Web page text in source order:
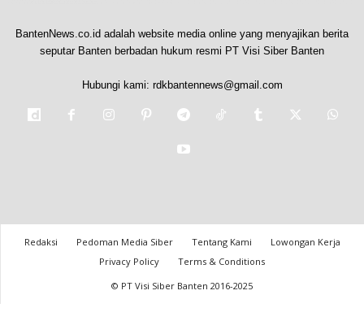
BantenNews.co.id adalah website media online yang menyajikan berita
seputar Banten berbadan hukum resmi PT Visi Siber Banten
Hubungi kami: rdkbantennews@gmail.com
Redaksi Pedoman Media Siber Tentang Kami
Lowongan Kerja
Privacy Policy
Terms & Conditions
© PT Visi Siber Banten 2016-2025